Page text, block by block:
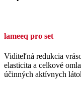
lameeq pro set
Viditeľná redukcia
elasticita a celkové
účinných aktívnych